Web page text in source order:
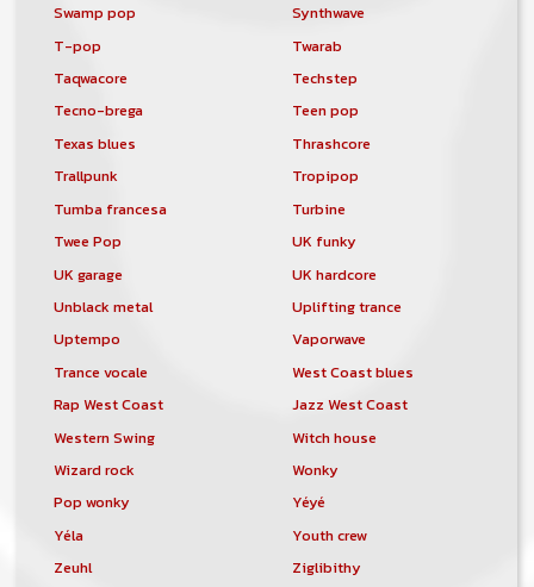
Swamp pop
Synthwave
T-pop
Twarab
Taqwacore
Techstep
Tecno-brega
Teen pop
Texas blues
Thrashcore
Trallpunk
Tropipop
Tumba francesa
Turbine
Twee Pop
UK funky
UK garage
UK hardcore
Unblack metal
Uplifting trance
Uptempo
Vaporwave
Trance vocale
West Coast blues
Rap West Coast
Jazz West Coast
Western Swing
Witch house
Wizard rock
Wonky
Pop wonky
Yéyé
Yéla
Youth crew
Zeuhl
Ziglibithy